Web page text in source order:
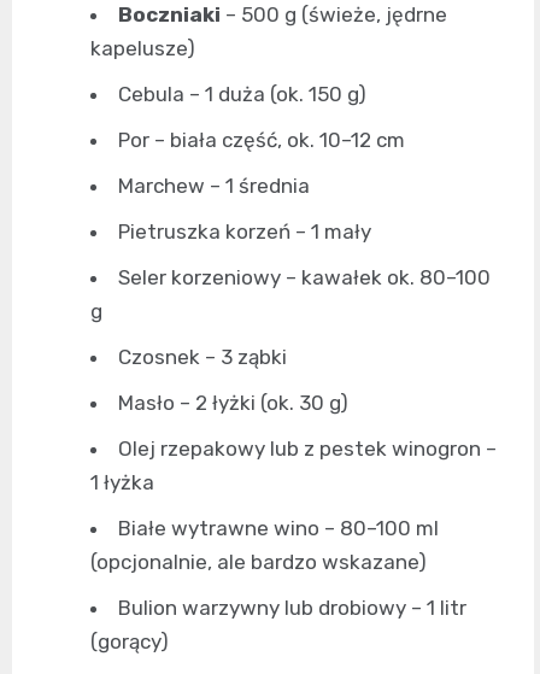
Boczniaki – 500 g (świeże, jędrne
kapelusze)
Cebula – 1 duża (ok. 150 g)
Por – biała część, ok. 10–12 cm
Marchew – 1 średnia
Pietruszka korzeń – 1 mały
Seler korzeniowy – kawałek ok. 80–100
g
Czosnek – 3 ząbki
Masło – 2 łyżki (ok. 30 g)
Olej rzepakowy lub z pestek winogron –
1 łyżka
Białe wytrawne wino – 80–100 ml
(opcjonalnie, ale bardzo wskazane)
Bulion warzywny lub drobiowy – 1 litr
(gorący)